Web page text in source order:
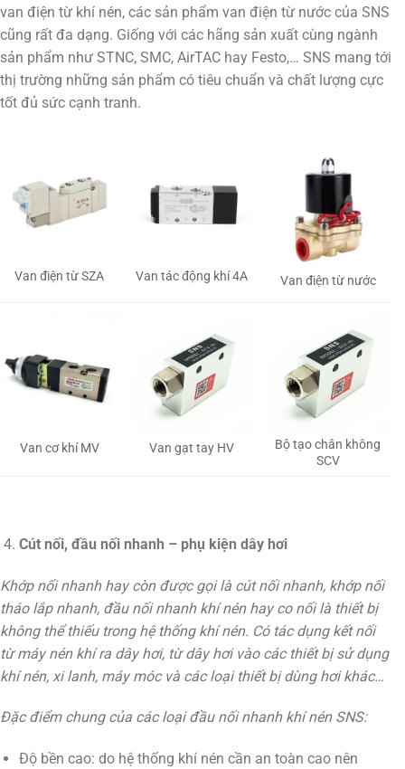
van điện từ khí nén, các sản phẩm van điện từ nước của SNS
cũng rất đa dạng. Giống với các hãng sản xuất cùng ngành
sản phẩm như STNC, SMC, AirTAC hay Festo,… SNS mang tới
thị trường những sản phẩm có tiêu chuẩn và chất lượng cực
tốt đủ sức cạnh tranh.
Van điện từ SZA Van tác động khí 4A Van điện từ nước
Van cơ khí MV Van gạt tay HV
Bộ tạo chân không
SCV
Cút nối, đầu nối nhanh – phụ kiện dây hơi
Khớp nối nhanh hay còn được gọi là cút nối nhanh, khớp nối
tháo lắp nhanh, đầu nối nhanh khí nén hay co nối là thiết bị
không thể thiếu trong hệ thống khí nén. Có tác dụng kết nối
từ máy nén khí ra dây hơi, từ dây hơi vào các thiết bị sử dụng
khí nén, xi lanh, máy móc và các loại thiết bị dùng hơi khác…
Đặc điểm chung của các loại đầu nối nhanh khí nén SNS:
Độ bền cao: do hệ thống khí nén cần an toàn cao nên